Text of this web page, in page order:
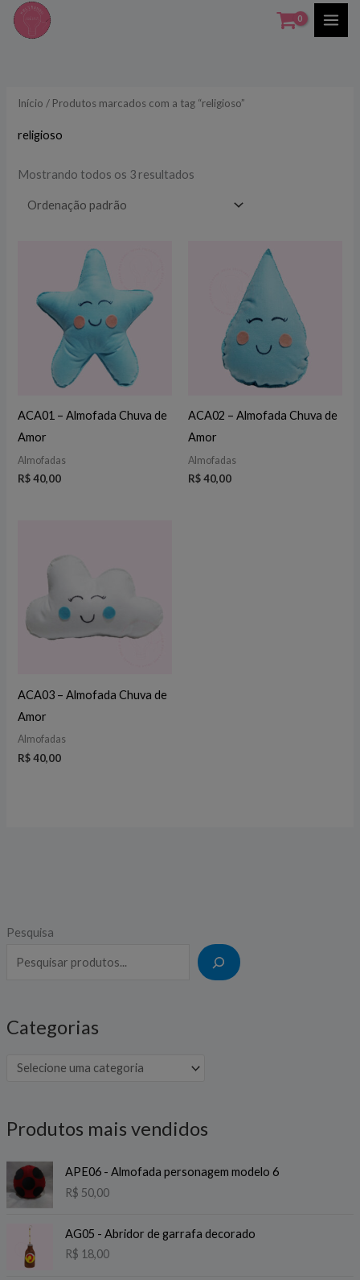
para
Pesquisa
Categorias
Produtos mais vendidos
APE06 - Almofada personagem modelo 6
R$ 50,00
AG05 - Abridor de garrafa decorado
R$ 18,00
Início / Produtos marcados com a tag “religioso”
religioso
Mostrando todos os 3 resultados
ACA01 – Almofada Chuva de
Amor
Almofadas
R$40,00
ACA02 – Almofada Chuva de
Amor
Almofadas
R$40,00
ACA03 – Almofada Chuva de
Amor
Almofadas
R$40,00